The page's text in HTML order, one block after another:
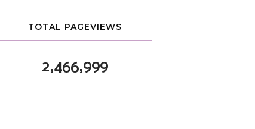
TOTAL PAGEVIEWS
2,466,999